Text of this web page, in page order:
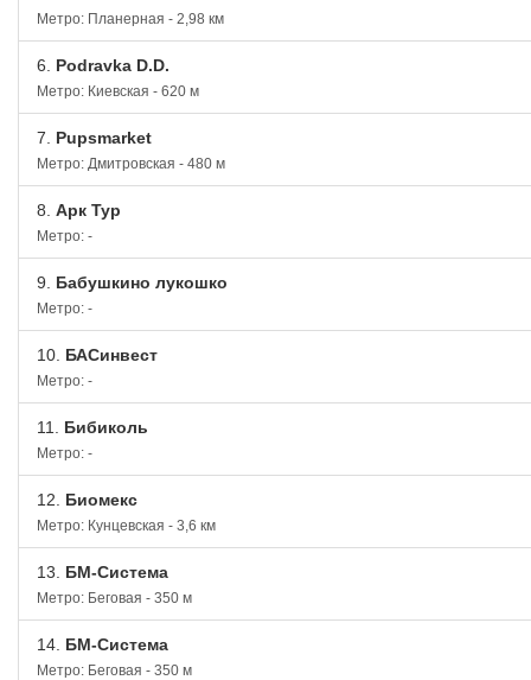
Метро: Планерная - 2,98 км
6. Podravka D.D.
Метро: Киевская - 620 м
7. Pupsmarket
Метро: Дмитровская - 480 м
8. Арк Тур
Метро: -
9. Бабушкино лукошко
Метро: -
10. БАСинвест
Метро: -
11. Бибиколь
Метро: -
12. Биомекс
Метро: Кунцевская - 3,6 км
13. БМ-Система
Метро: Беговая - 350 м
14. БМ-Система
Метро: Беговая - 350 м